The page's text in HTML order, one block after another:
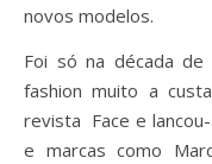
novos modelos.
Foi só na década
fashion muito a
revista Face e
e marcas como